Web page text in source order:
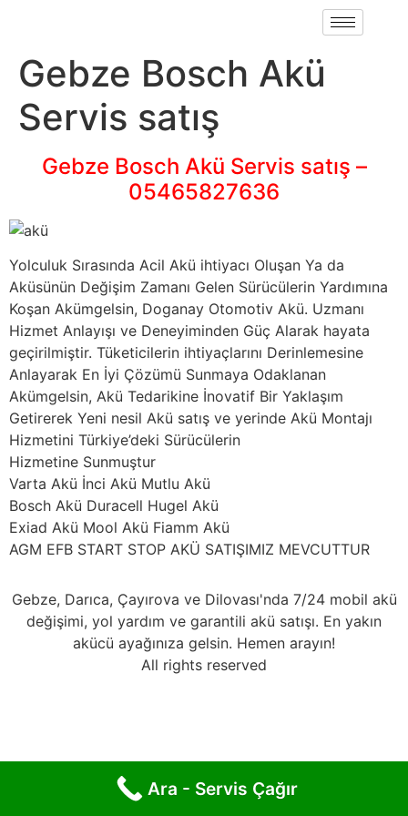
Gebze Bosch Akü
Servis satış
Gebze Bosch Akü Servis satış –
05465827636
Yolculuk Sırasında Acil Akü ihtiyacı Oluşan Ya da
Aküsünün Değişim Zamanı Gelen Sürücülerin Yardımına
Koşan Akümgelsin, Doganay Otomotiv Akü. Uzmanı
Hizmet Anlayışı ve Deneyiminden Güç Alarak hayata
geçirilmiştir. Tüketicilerin ihtiyaçlarını Derinlemesine
Anlayarak En İyi Çözümü Sunmaya Odaklanan
Akümgelsin, Akü Tedarikine İnovatif Bir Yaklaşım
Getirerek Yeni nesil Akü satış ve yerinde Akü Montajı
Hizmetini Türkiye’deki Sürücülerin
Hizmetine Sunmuştur
Varta Akü İnci Akü Mutlu Akü
Bosch Akü Duracell Hugel Akü
Exiad Akü Mool Akü Fiamm Akü
AGM EFB START STOP AKÜ SATIŞIMIZ MEVCUTTUR
Gebze, Darıca, Çayırova ve Dilovası'nda 7/24 mobil akü
değişimi, yol yardım ve garantili akü satışı. En yakın
akücü ayağınıza gelsin. Hemen arayın!
All rights reserved
Ara - Servis Çağır